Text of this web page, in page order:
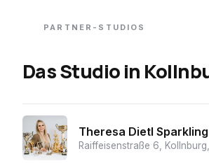
PARTNER-STUDIOS
Das Studioin
Theresa Dietl